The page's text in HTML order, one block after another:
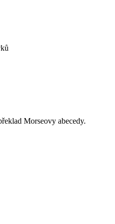
Morseovy abecedy.